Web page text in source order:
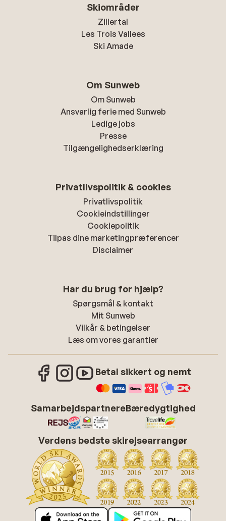
Skiområder
Zillertal
Les Trois Vallees
Ski Amade
Om Sunweb
Om Sunweb
Ansvarlig ferie med Sunweb
Ledige jobs
Presse
Tilgængelighedserklæring
Privatlivspolitik & cookies
Privatlivspolitik
Cookieindstillinger
Cookiepolitik
Tilpas dine marketingpræferencer
Disclaimer
Har du brug for hjælp?
Spørgsmål & kontakt
Mit Sunweb
Vilkår & betingelser
Læs om vores garantier
Betal sikkert og nemt
SamarbejdspartnereBæredygtighed
Verdens bedste skirejsearrangør